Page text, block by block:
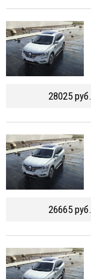
28025 руб.
26665 руб.